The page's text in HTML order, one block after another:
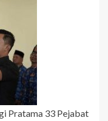
Pratama 33 Pejabat